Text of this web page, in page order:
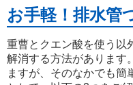
お手軽！排水管
重曹とクエン酸を使う以
解消する方法があります
ますが、そのなかでも簡